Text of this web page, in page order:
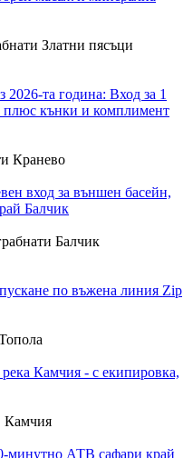
Златни пясъци
та година: Вход за 1
плюс кънки и комплимент
Кранево
вход за външен басейн,
Балчик
Балчик
по въжена линия Zip
Камчия - с екипировка,
Камчия
минутно АТВ сафари край